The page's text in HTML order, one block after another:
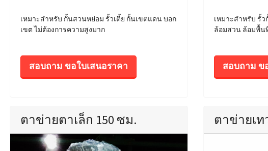
เหมาะสำหรับ กั้นสวนหย่อม รั้วเตี้ย กั้นเขตแดน บอก
เขต ไม่ต้องการความสูงมาก
สอบถาม ขอใบเสนอราคา
เหมาะสำหรับ รั้
ล้อมสวน ล้อมพื้น
สอบถาม ข
ตาข่ายตาเล็ก 150 ซม. ตาข่ายเท